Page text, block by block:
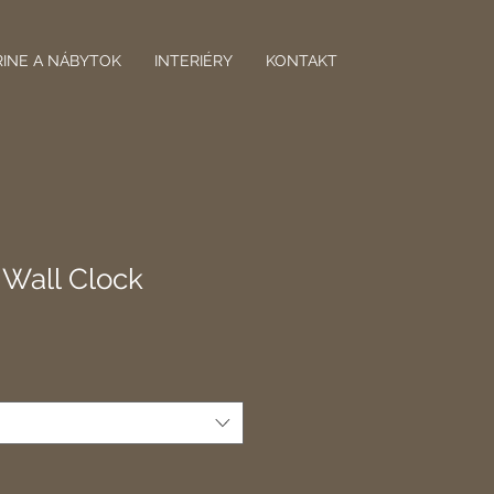
A NÁBYTOK INTERIÉRY KONTAKT
Clock